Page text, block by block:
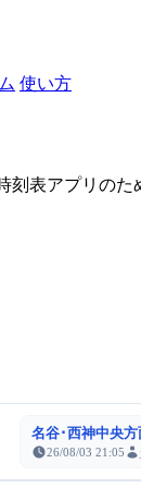
使い方
表アプリの
名谷･西神中央
26/08/03 21:05